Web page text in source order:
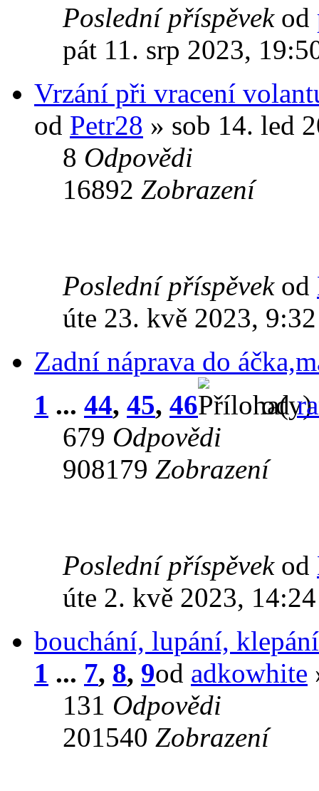
Poslední příspěvek od
pát 11. srp 2023,
Vrzání při vracení
od Petr28 » sob 14. led
8 Odpovědi
16892 Zobrazení
Poslední příspěvek od
úte 23. kvě 2023, 9:32
Zadní náprava do
1 ... 44, 45, 46 od
679 Odpovědi
908179 Zobrazení
Poslední příspěvek od
úte 2. kvě 2023, 14:24
bouchání, lupání,
1 ... 7, 8, 9od adkowhite
131 Odpovědi
201540 Zobrazení